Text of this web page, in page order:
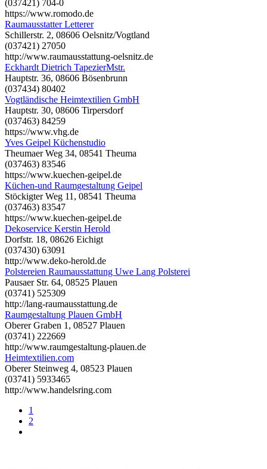
(037421) 704-0
https://www.romodo.de
Raumausstatter Letterer
Schillerstr. 2, 08606 Oelsnitz/Vogtland
(037421) 27050
http://www.raumausstattung-oelsnitz.de
Eckhardt Dietrich TapezierMstr.
Hauptstr. 36, 08606 Bösenbrunn
(037434) 80402
Vogtländische Heimtextilien GmbH
Hauptstr. 30, 08606 Tirpersdorf
(037463) 84259
https://www.vhg.de
Yves Geipel Küchenstudio
Theumaer Weg 34, 08541 Theuma
(037463) 83546
https://www.kuechen-geipel.de
Küchen-und Raumgestaltung Geipel
Stöckigter Weg 11, 08541 Theuma
(037463) 83547
https://www.kuechen-geipel.de
Dekoservice Kerstin Herold
Dorfstr. 18, 08626 Eichigt
(037430) 63091
http://www.deko-herold.de
Polstereien Raumausstattung Uwe Lang Polsterei
Pausaer Str. 64, 08525 Plauen
(03741) 525309
http://lang-raumausstattung.de
Raumgestaltung Plauen GmbH
Oberer Graben 1, 08527 Plauen
(03741) 222669
http://www.raumgestaltung-plauen.de
Heimtextilien.com
Oberer Steinweg 4, 08523 Plauen
(03741) 5933465
http://www.handelsring.com
1
2